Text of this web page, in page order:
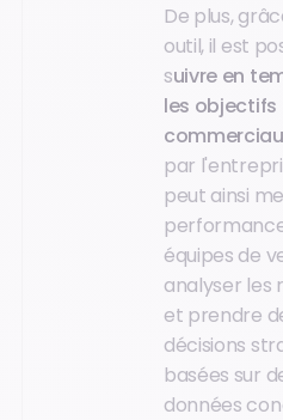
De plus,
outil, il est
suivre en
les objectifs
par
peut ainsi
équipes de
analyser les
et prendre
décisions
basées sur
données